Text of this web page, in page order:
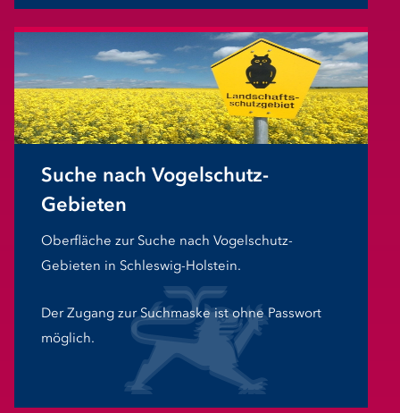
Suche nach Vogelschutz-
Gebieten
Oberfläche zur Suche nach Vogelschutz-
Gebieten in Schleswig-Holstein.
Der Zugang zur Suchmaske ist ohne Passwort
möglich.